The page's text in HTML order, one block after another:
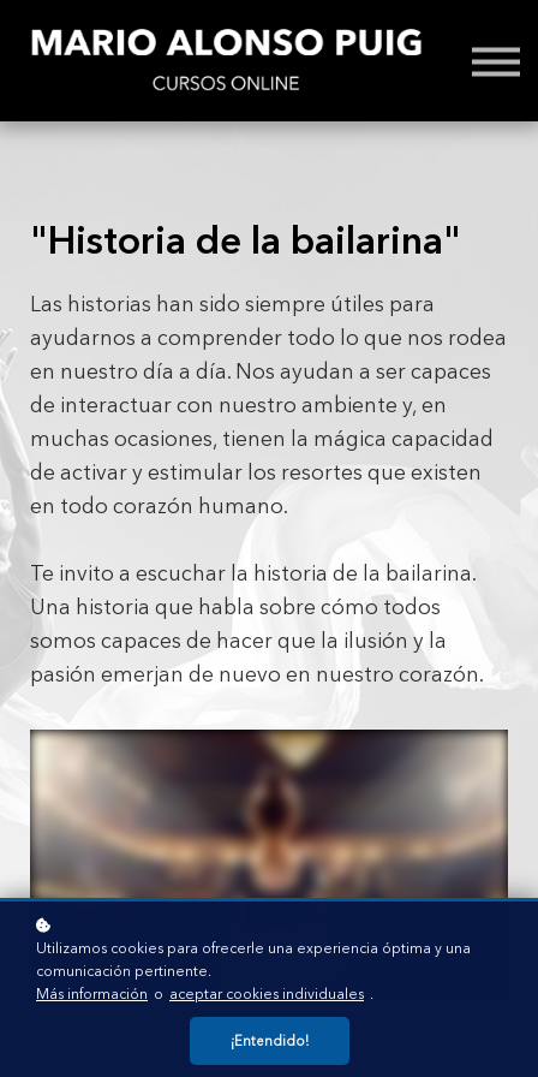
Cóntacto / FAQs
Iniciar Sesión
"Historia de la bailarina"
Las historias han sido siempre útiles para
ayudarnos a comprender todo lo que nos rodea
en nuestro día a día. Nos ayudan a ser capaces
de interactuar con nuestro ambiente y, en
muchas ocasiones, tienen la mágica capacidad
de activar y estimular los resortes que existen
en todo corazón humano.
Te invito a escuchar la historia de la bailarina.
Una historia que habla sobre cómo todos
somos capaces de hacer que la ilusión y la
pasión emerjan de nuevo en nuestro corazón.
Utilizamos cookies para ofrecerle una experiencia óptima y una
comunicación pertinente.
Más información o aceptar cookies individuales .
¡Entendido!